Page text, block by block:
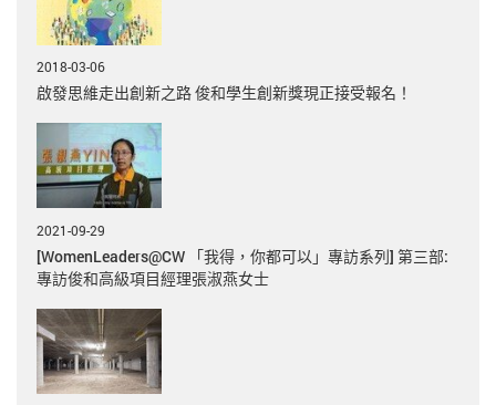
2018-03-06
啟發思維走出創新之路 俊和學生創新獎現正接受報名！
2021-09-29
[WomenLeaders@CW 「我得，你都可以」專訪系列] 第三部:
專訪俊和高級項目經理張淑燕女士